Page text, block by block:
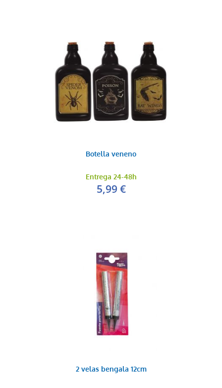
Botella veneno
Entrega 24-48h
5,99 €
2 velas bengala 12cm